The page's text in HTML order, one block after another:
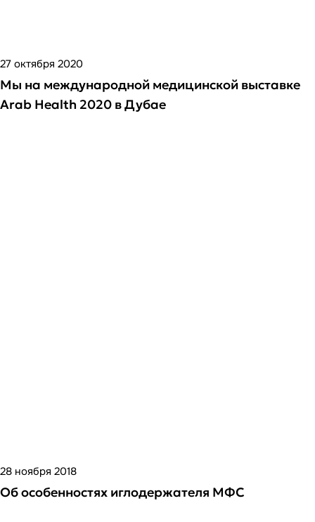
27 октября 2020
Мы на международной медицинской выставке
Arab Health 2020 в Дубае
28 ноября 2018
Об особенностях иглодержателя МФС